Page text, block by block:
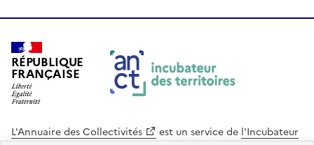
RÉPUBLIQUE
FRANÇAISE
L'Annuaire des Collectivités est un service de l'Incubateur